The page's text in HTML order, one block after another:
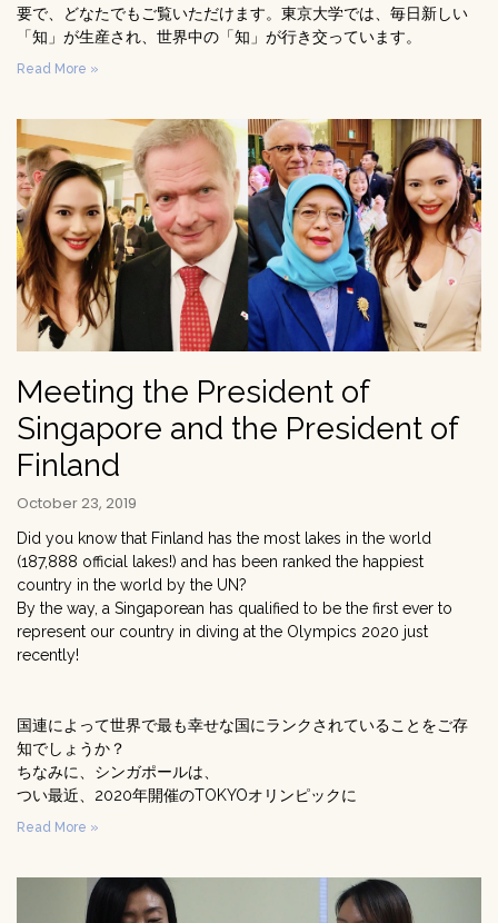
要で、どなたでもご覧いただけます。東京大学では、毎日新しい
「知」が生産され、世界中の「知」が行き交っています。
Read More »
Meeting the President of
Singapore and the President of
Finland
October 23, 2019
Did you know that Finland has the most lakes in the world
(187,888 official lakes!) and has been ranked the happiest
country in the world by the UN?
By the way, a Singaporean has qualified to be the first ever to
represent our country in diving at the Olympics 2020 just
recently!
国連によって世界で最も幸せな国にランクされていることをご存
知でしょうか？
ちなみに、シンガポールは、
つい最近、2020年開催のTOKYOオリンピックに
Read More »